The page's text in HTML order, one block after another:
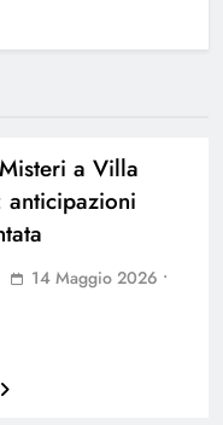
a Villa
anticipazioni
14 Maggio 2026 •